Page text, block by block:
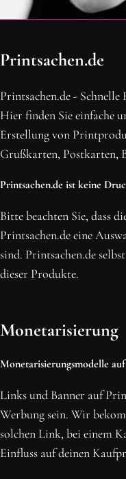
OH SCHON
BLEIBE MIT
Erhalte die neusten
Printsachen.de
Printsachen.de - Schnelle
Hier finden Sie einfache
Erstellung von
Grußkarten, Postkarten,
Printsachen.de ist keine
Bitte beachten Sie, dass
Printsachen.de eine
sind. Printsachen.de
dieser Produkte.
Monetarisierung
Monetarisierungsmodelle
Links und Banner auf
Werbung sein. Wir
solchen Link, bei einem
Einfluss auf deinen